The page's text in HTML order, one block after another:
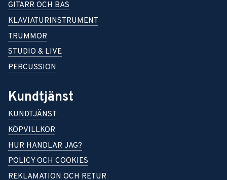
GITARR OCH BAS
KLAVIATURINSTRUMENT
TRUMMOR
STUDIO & LIVE
PERCUSSION
Kundtjänst
KUNDTJÄNST
KÖPVILLKOR
HUR HANDLAR JAG?
POLICY OCH COOKIES
REKLAMATION OCH RETUR